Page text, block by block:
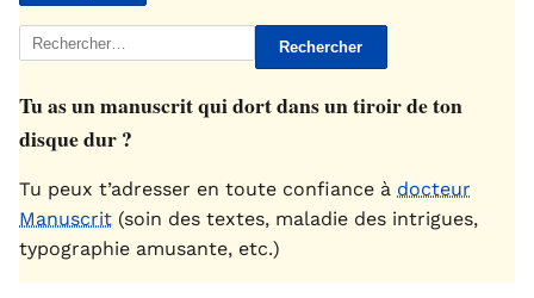
Rechercher :
Tu as un manuscrit qui dort dans un tiroir de ton
disque dur ?
Tu peux t’adresser en toute confiance à docteur
Manuscrit (soin des textes, maladie des intrigues,
typographie amusante, etc.)